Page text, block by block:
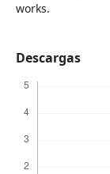
works.
Descargas